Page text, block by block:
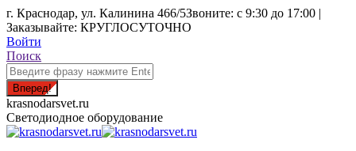
Перейти
к
содержанию
г. Краснодар, ул. Калинина 466/5Звоните: с 9:30 до 17:00 |
Заказывайте: КРУГЛОСУТОЧНО
Войти
Поиск:
Поиск
krasnodarsvet.ru
Светодиодное оборудование